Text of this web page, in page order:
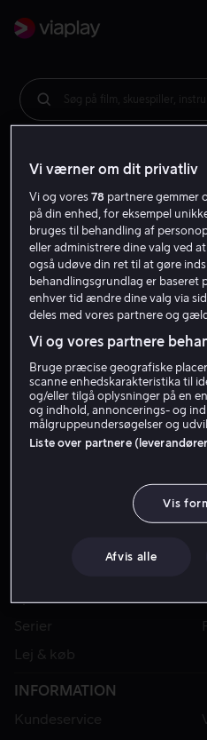
Søg på film, skuespiller,
Sport
Serier
Lej & køb
INFORMATION
Kundeservice
Vi værner om dit privatliv
Vi og vores78 partnere gemmer
på din enhed, for eksempel
bruges til behandling af
eller administrere dine valg ved
også udøve din ret til at gøre
behandlingsgrundlag er baseret
enhver tid ændre dine valg via
deles med vores partnere og
Vi og vores partnere
Bruge præcise geografiske
scanne enhedskarakteristika til
og/eller tilgå oplysninger på en
og indhold, annoncerings- og
målgruppeundersøgelser og
Liste over partnere
Vis
Afvis alle